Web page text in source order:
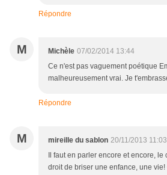
Répondre
M Michèle 07/02/2014 13:44
Ce n'est pas vaguement poétique
malheureusement vrai. Je
Répondre
M mireille du sablon 20/11/2013 11:03
Il faut en parler encore et encore,
droit de briser une enfance, une